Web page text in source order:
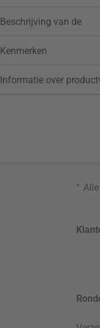
Beschrijving van de
Kenmerken
Informatie over
*